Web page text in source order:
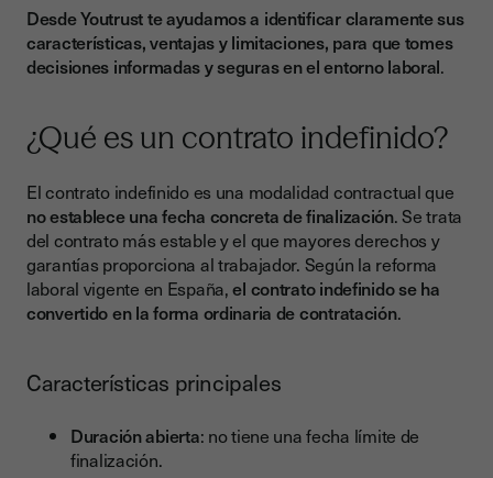
Derechos específicos del contrato indefinido
Derechos específicos del contrato temporal
Cómo elegir el contrato adecuado
¿Cómo influye el tipo de contrato en la firma y gestión
documental?
¿Por qué utilizar firma electrónica en contratos laborales?
Casos de uso de la firma electrónica en el entorno laboral
Desde Youtrust te ayudamos a identificar claramente sus
características, ventajas y limitaciones, para que tomes
decisiones informadas y seguras en el entorno laboral.
¿Qué es un contrato indefinido?
El contrato indefinido es una modalidad contractual que
no establece una fecha concreta de finalización. Se trata
del contrato más estable y el que mayores derechos y
garantías proporciona al trabajador. Según la reforma
laboral vigente en España,el contrato indefinido se ha
convertido en la forma ordinaria de contratación.
Características principales
Duración abierta: no tiene una fecha límite de
finalización.